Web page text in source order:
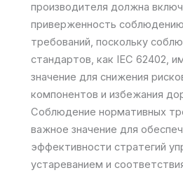
производителя должна
приверженность
требований, поскольку
стандартов, как IEC 62402,
значение для снижения
компонентов и избежания
Соблюдение нормативных
важное значение для
эффективности стратегий
устареванием и